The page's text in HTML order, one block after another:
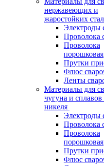
нержавеющих и
жаростойких
Электроды
Проволока
Проволока
порошковая
Прутки
Флюс
Ленты
Материалы для
чугуна и сплавов
никеля
Электроды
Проволока
Проволока
порошковая
Прутки
Флюс